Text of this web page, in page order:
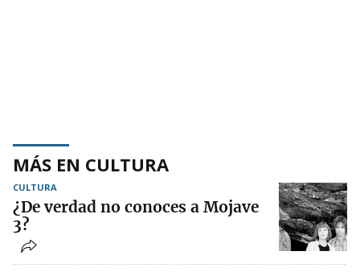
MÁS EN CULTURA
CULTURA
¿De verdad no conoces a Mojave
3?